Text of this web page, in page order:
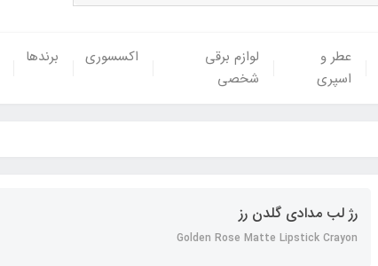
عطر و
اسپری
لوازم برقی
شخصی
اکسسوری برندها
رژ لب مدادی گلدن رز
Golden Rose Matte Lipstick Crayon